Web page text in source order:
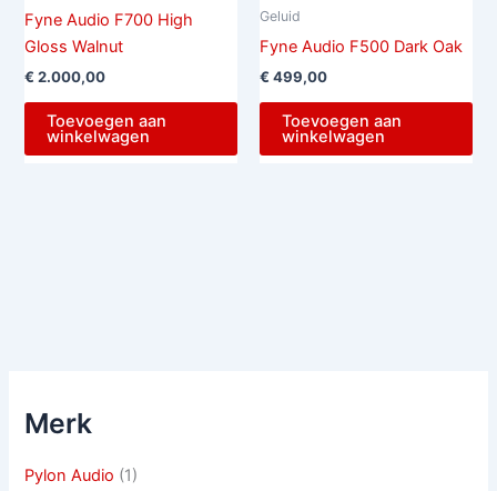
Fyne Audio F700 High
Gloss Walnut
€ 2.000,00
Toevoegen aan
winkelwagen
Geluid
Fyne Audio F500 Dark Oak
€ 499,00
Toevoegen aan
winkelwagen
Merk
Pylon Audio (1)